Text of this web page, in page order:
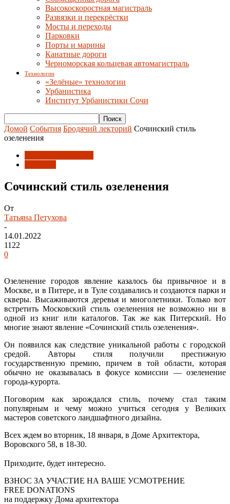
Высокоскоростная магистраль
Развязки и перекрёстки
Мосты и переходы
Парковки
Порты и марины
Канатные дороги
Черноморская кольцевая автомагистраль
Технологии
«Зелёные» технологии
Урбанистика
Институт Урбанистики Сочи
Домой События Бродячий лекторий Сочинский стиль
озеленения
Сочинский стиль озеленения
От
Татьяна Петухова
-
14.01.2022
1122
0
Озеленение городов явление казалось бы привычное и в
Москве, и в Питере, и в Туле создавались и создаются парки и
скверы. Высаживаются деревья и многолетники. Только вот
встретить Московский стиль озеленения не возможно ни в
одной из книг или каталогов. Так же как Питерский. Но
многие знают явление «Сочинский стиль озеленения».
Он появился как следствие уникальной работы с городской
средой. Авторы стиля получили престижную
государственную премию, причем в той области, которая
обычно не оказывалась в фокусе комиссии — озеленение
города-курорта.
Поговорим как зарождался стиль, почему стал таким
популярным и чему можно учиться сегодня у Великих
мастеров советского ландшафтного дизайна.
Всех ждем во вторник, 18 января, в Доме Архитектора,
Воровского 58, в 18-30.
Приходите, будет интересно.
ВЗНОС ЗА УЧАСТИЕ НА ВАШЕ УСМОТРЕНИЕ
FREE DONATIONS
на поддержку Дома архитектора